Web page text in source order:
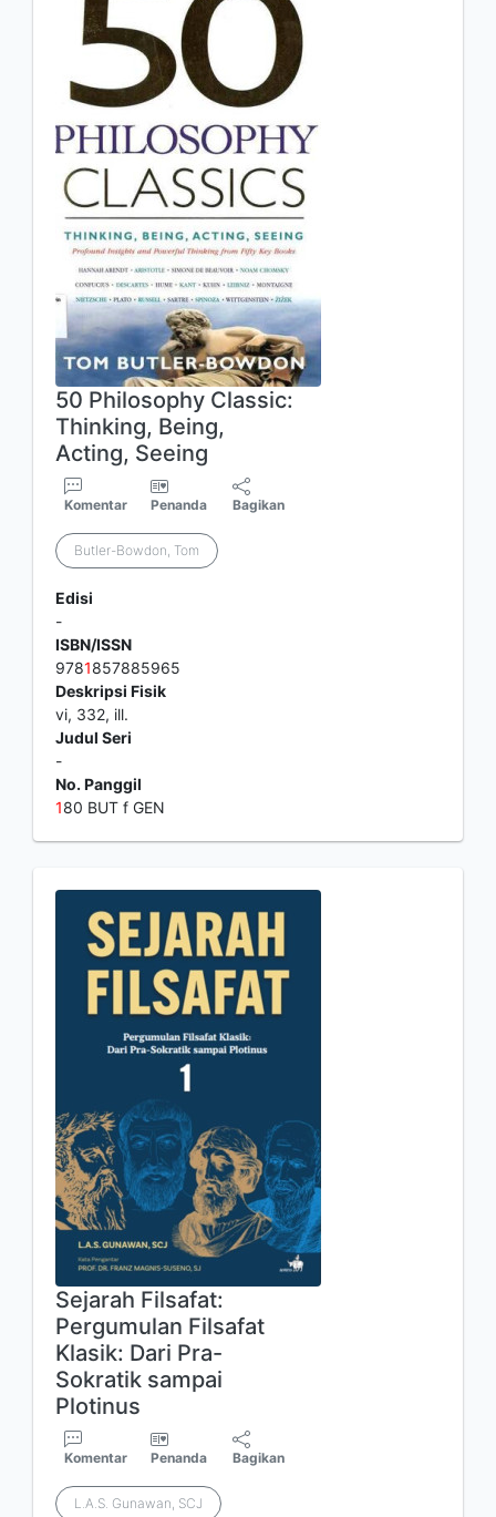
50 Philosophy Classic:
Thinking, Being,
Acting, Seeing
Komentar Penanda Bagikan
Butler-Bowdon, Tom
Edisi
-
ISBN/ISSN
9781857885965
Deskripsi Fisik
vi, 332, ill.
Judul Seri
-
No. Panggil
180 BUT f GEN
Sejarah Filsafat:
Pergumulan Filsafat
Klasik: Dari Pra-
Sokratik sampai
Plotinus
Komentar Penanda Bagikan
L.A.S. Gunawan, SCJ